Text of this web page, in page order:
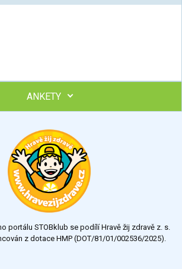
ANKETY
Všechny ankety
portálu STOBklub se podílí Hravě žij zdravě z. s.
z dotace HMP (DOT/81/01/002536/2025).